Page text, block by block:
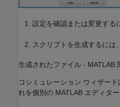
設定を確認または変更する
スクリプトを生成するには、
生成されたファイル - MATLAB
コシミュレーション ウィザー
れを個別の MATLAB エディタ